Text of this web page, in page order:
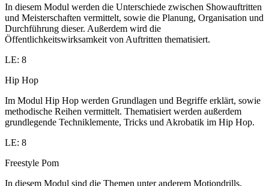
In diesem Modul werden die Unterschiede zwischen Showauftritten
und Meisterschaften vermittelt, sowie die Planung, Organisation und
Durchführung dieser. Außerdem wird die
Öffentlichkeitswirksamkeit von Auftritten thematisiert.
LE: 8
Hip Hop
Im Modul Hip Hop werden Grundlagen und Begriffe erklärt, sowie
methodische Reihen vermittelt. Thematisiert werden außerdem
grundlegende Techniklemente, Tricks und Akrobatik im Hip Hop.
LE: 8
Freestyle Pom
In diesem Modul sind die Themen unter anderem Motiondrills,